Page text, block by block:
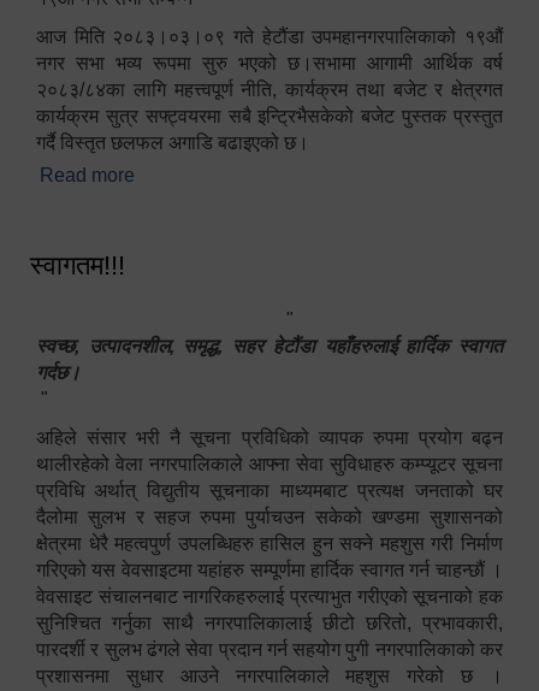
आज मिति २०८३।०३।०९ गते हेटौंडा उपमहानगरपालिकाको १९औं
नगर सभा भव्य रूपमा सुरु भएको छ।सभामा आगामी आर्थिक वर्ष
२०८३/८४का लागि महत्त्वपूर्ण नीति, कार्यक्रम तथा बजेट र क्षेत्रगत
कार्यक्रम सुत्र सफ्ट्वयरमा सबै इन्ट्रिभैसकेको बजेट पुस्तक प्रस्तुत
गर्दै विस्तृत छलफल अगाडि बढाइएको छ।
Read more
स्वागतम!!!
"
स्वच्छ, उत्पादनशील, समृद्ध, सहर हेटौंडा यहाँहरुलाई हार्दिक स्वागत
गर्दछ।
"
अहिले संसार भरी नै सूचना प्रविधिको व्यापक रुपमा प्रयोग बढ्न
थालीरहेको वेला नगरपालिकाले आफ्ना सेवा सुविधाहरु कम्प्यूटर सूचना
प्रविधि अर्थात् विद्युतीय सूचनाका माध्यमबाट प्रत्यक्ष जनताको घर
दैलोमा सुलभ र सहज रुपमा पुर्याचउन सकेको खण्डमा सुशासनको
क्षेत्रमा धेरै महत्वपुर्ण उपलब्धिहरु हासिल हुन सक्ने महशुस गरी निर्माण
गरिएको यस वेवसाइटमा यहांहरु सम्पूर्णमा हार्दिक स्वागत गर्न चाहन्छौं ।
वेवसाइट संचालनबाट नागरिकहरुलाई प्रत्याभुत गरीएको सूचनाको हक
सुनिश्चित गर्नुका साथै नगरपालिकालाई छीटो छरितो, प्रभावकारी,
पारदर्शी र सुलभ ढंगले सेवा प्रदान गर्न सहयोग पुगी नगरपालिकाको कर
प्रशासनमा सुधार आउने नगरपालिकाले महशुस गरेको छ ।